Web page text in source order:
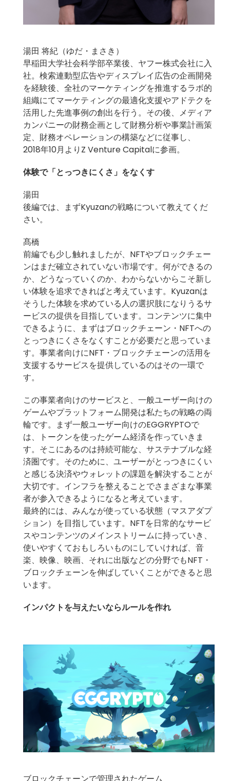
湯田 将紀（ゆだ・まさき）
早稲田大学社会科学部卒業後、ヤフー株式会社に入
社。検索連動型広告やディスプレイ広告の企画開発
を経験後、全社のマーケティングを推進するラボ的
組織にてマーケティングの最適化支援やアドテクを
活用した先進事例の創出を行う。その後、メディア
カンパニーの財務企画として財務分析や事業計画策
定、財務オペレーションの構築などに従事し、
2018年10月よりZ Venture Capitalに参画。
体験で「とっつきにくさ」をなくす
湯田
後編では、まずKyuzanの戦略について教えてくだ
さい。
髙橋
前編でも少し触れましたが、NFTやブロックチェー
ンはまだ確立されていない市場です。何ができるの
か、どうなっていくのか、わからないからこそ新し
い体験を追求できればと考えています。Kyuzanは
そうした体験を求めている人の選択肢になりうるサ
ービスの提供を目指しています。コンテンツに集中
できるように、まずはブロックチェーン・NFTへの
とっつきにくさをなくすことが必要だと思っていま
す。事業者向けにNFT・ブロックチェーンの活用を
支援するサービスを提供しているのはその一環で
す。
この事業者向けのサービスと、一般ユーザー向けの
ゲームやプラットフォーム開発は私たちの戦略の両
輪です。まず一般ユーザー向けのEGGRYPTOで
は、トークンを使ったゲーム経済を作っていきま
す。そこにあるのは持続可能な、サステナブルな経
済圏です。そのために、ユーザーがとっつきにくい
と感じる決済やウォレットの課題を解決することが
大切です。インフラを整えることでさまざまな事業
者が参入できるようになると考えています。
最終的には、みんなが使っている状態（マスアダプ
ション）を目指しています。NFTを日常的なサービ
スやコンテンツのメインストリームに持っていき、
使いやすくておもしろいものにしていければ、音
楽、映像、映画、それに出版などの分野でもNFT・
ブロックチェーンを伸ばしていくことができると思
います。
インパクトを与えたいならルールを作れ